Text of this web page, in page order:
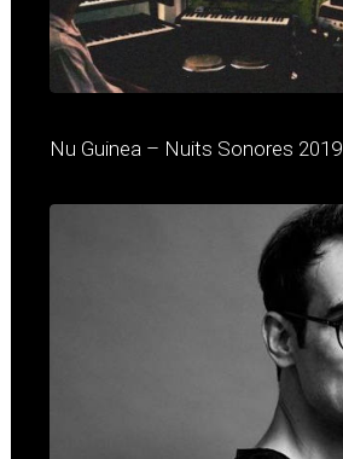
Nu Guinea – Nuits Sonores 2019